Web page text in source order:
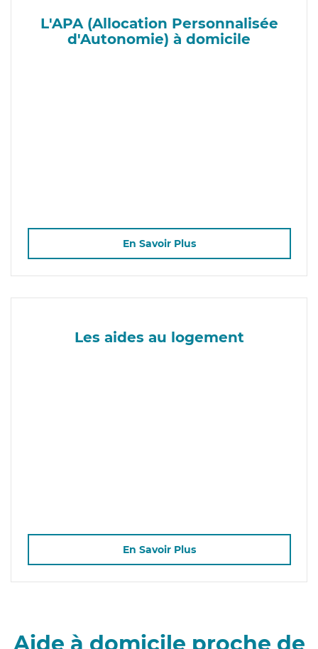
L'APA (Allocation Personnalisée
d'Autonomie) à domicile
En Savoir Plus
Les aides au logement
En Savoir Plus
Aide à domicile proche de